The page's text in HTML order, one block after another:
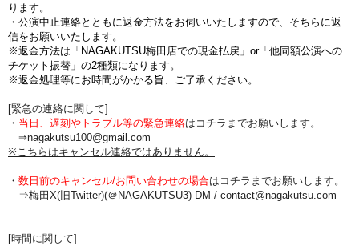
ります。
・公演中止連絡とともに返金方法をお伺いいたしますので、そちらに返
信をお願いいたします。
※返金方法は「NAGAKUTSU梅田店での現金払戻」or「他同額公演への
チケット振替」の2種類になります。
※返金処理等にお時間がかかる旨、ご了承ください。
[緊急の連絡に関して]
・ 当日、遅刻やトラブル等の緊急連絡はコチラまでお願いします。
⇒nagakutsu100@gmail.com
※こちらはキャンセル連絡ではありません。
・ 数日前のキャンセル/お問い合わせの場合は コチラまでお願いします。
⇒梅田X(旧Twitter)(＠NAGAKUTSU3) DM / contact@nagakutsu.com
[時間に関して]